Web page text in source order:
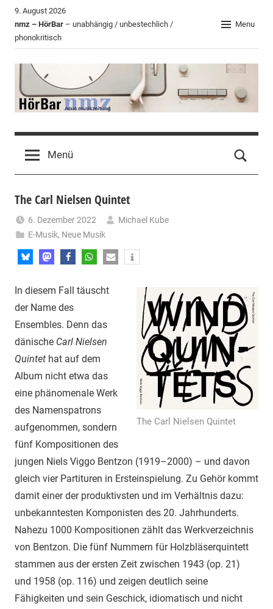
Zum
Inhalt
springen
9. August 2026
nmz – HörBar – unabhängig / unbestechlich /
phonokritisch
Menu
HörBar
der
nmz
Menü
The Carl Nielsen Quintet
6. Dezember 2022
Michael Kube
E-Musik, Neue Musik
The Carl Nielsen Quintet
In diesem Fall täuscht
der Name des
Ensembles. Denn das
dänische Carl Nielsen
Quintet hat auf dem
Album nicht etwa das
eine phänomenale Werk
des Namenspatrons
aufgenommen, sondern
fünf Kompositionen des
jungen Niels Viggo Bentzon (1919–2000) – und davon
gleich vier Partituren in Ersteinspielung. Zu Gehör kommt
damit einer der produktivsten und im Verhältnis dazu:
unbekanntesten Komponisten des 20. Jahrhunderts.
Nahezu 1000 Kompositionen zählt das Werkverzeichnis
von Bentzon. Die fünf Nummern für Holzbläserquintett
stammen aus der ersten Zeit zwischen 1943 (op. 21)
und 1958 (op. 116) und zeigen deutlich seine
Fähigkeiten und sein Geschick, idiomatisch und nicht